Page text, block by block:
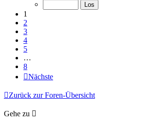
1
2
3
4
5
…
8
Nächste
Zurück zur Foren-Übersicht
Gehe zu